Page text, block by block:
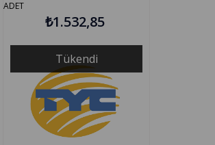
Tükendi
ADET
₺1.532,85